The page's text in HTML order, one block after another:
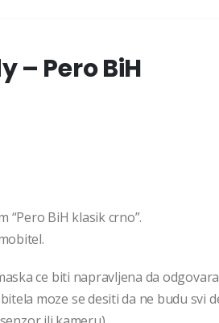
– Pero BiH
“Pero BiH klasik crno”.
ce biti napravljena da
moze se desiti da ne budu svi